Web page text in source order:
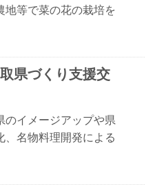
地等で菜の花の栽培を
県づくり支援交
のイメージアップや県
、名物料理開発による